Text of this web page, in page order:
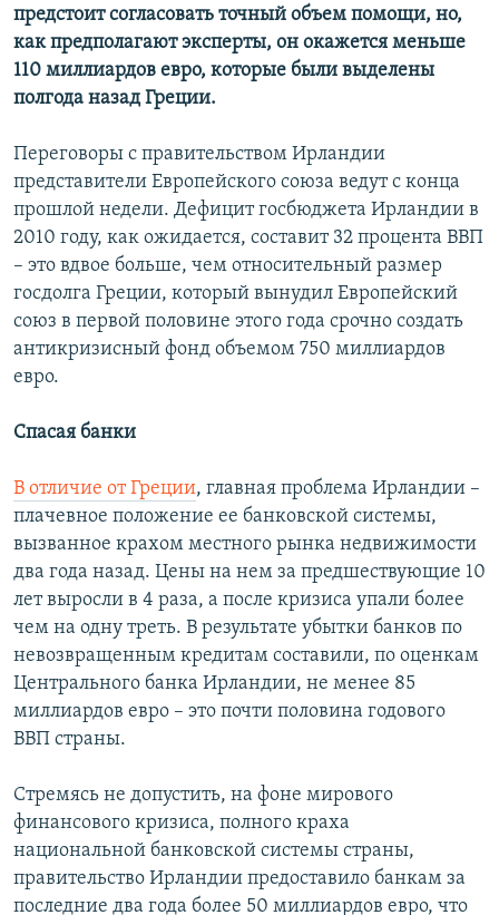
предстоит согласовать точный объем помощи, но,
как предполагают эксперты, он окажется меньше
110 миллиардов евро, которые были выделены
полгода назад Греции.
Переговоры с правительством Ирландии
представители Европейского союза ведут с конца
прошлой недели. Дефицит госбюджета Ирландии в
2010 году, как ожидается, составит 32 процента ВВП
– это вдвое больше, чем относительный размер
госдолга Греции, который вынудил Европейский
союз в первой половине этого года срочно создать
антикризисный фонд объемом 750 миллиардов
евро.
Спасая банки
В отличие от Греции, главная проблема Ирландии –
плачевное положение ее банковской системы,
вызванное крахом местного рынка недвижимости
два года назад. Цены на нем за предшествующие 10
лет выросли в 4 раза, а после кризиса упали более
чем на одну треть. В результате убытки банков по
невозвращенным кредитам составили, по оценкам
Центрального банка Ирландии, не менее 85
миллиардов евро – это почти половина годового
ВВП страны.
Стремясь не допустить, на фоне мирового
финансового кризиса, полного краха
национальной банковской системы страны,
правительство Ирландии предоставило банкам за
последние два года более 50 миллиардов евро, что